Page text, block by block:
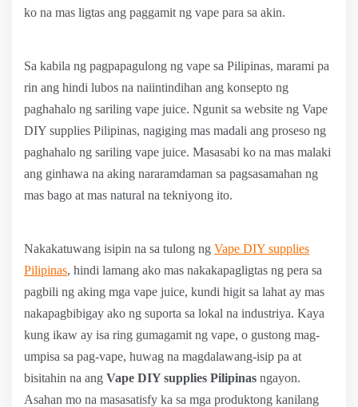
ko na mas ligtas ang paggamit ng vape para sa akin.
Sa kabila ng pagpapagulong ng vape sa Pilipinas, marami pa
rin ang hindi lubos na naiintindihan ang konsepto ng
paghahalo ng sariling vape juice. Ngunit sa website ng Vape
DIY supplies Pilipinas, nagiging mas madali ang proseso ng
paghahalo ng sariling vape juice. Masasabi ko na mas malaki
ang ginhawa na aking nararamdaman sa pagsasamahan ng
mas bago at mas natural na tekniyong ito.
Nakakatuwang isipin na sa tulong ng Vape DIY supplies
Pilipinas, hindi lamang ako mas nakakapagligtas ng pera sa
pagbili ng aking mga vape juice, kundi higit sa lahat ay mas
nakapagbibigay ako ng suporta sa lokal na industriya. Kaya
kung ikaw ay isa ring gumagamit ng vape, o gustong mag-
umpisa sa pag-vape, huwag na magdalawang-isip pa at
bisitahin na ang Vape DIY supplies Pilipinas ngayon.
Asahan mo na masasatisfy ka sa mga produktong kanilang